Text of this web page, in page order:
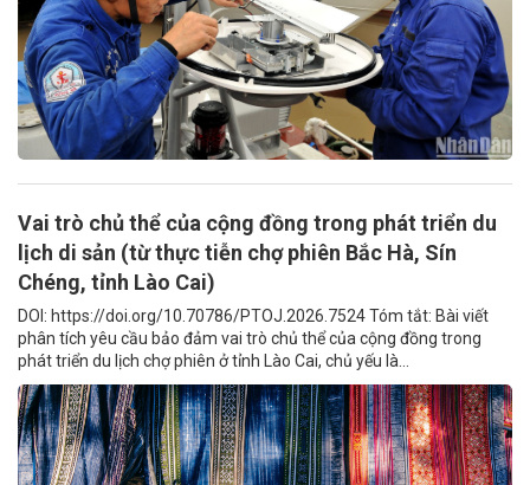
Vai trò chủ thể của cộng đồng trong phát triển du
lịch di sản (từ thực tiễn chợ phiên Bắc Hà, Sín
Chéng, tỉnh Lào Cai)
DOI: https://doi.org/10.70786/PTOJ.2026.7524 Tóm tắt: Bài viết
phân tích yêu cầu bảo đảm vai trò chủ thể của cộng đồng trong
phát triển du lịch chợ phiên ở tỉnh Lào Cai, chủ yếu là...